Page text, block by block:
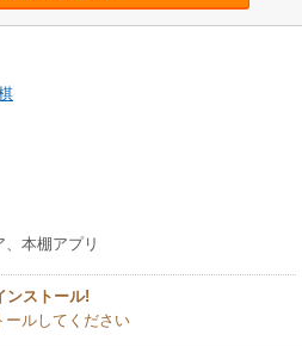
本棚アプリ
ンストール!
ールしてください